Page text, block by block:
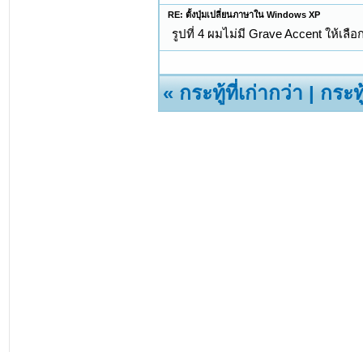
RE: ตั้งปุ่มเปลี่ยนภาษาใน Windows XP
รูปที่ 4 ผมไม่มี Grave Accent ให้เลื
«กระทู้ที่เก่ากว่า|กระ